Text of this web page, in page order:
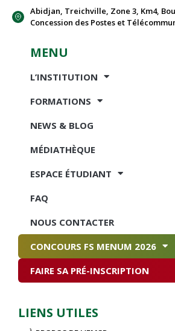
Abidjan, Treichville, Zone 3, Km4,
Concession des Postes et
MENU
L’INSTITUTION
FORMATIONS
NEWS & BLOG
MÉDIATHÈQUE
ESPACE ÉTUDIANT
FAQ
NOUS CONTACTER
CONCOURS FS MENUM 2026
FAIRE SA PRÉ-INSCRIPTION
LIENS UTILES